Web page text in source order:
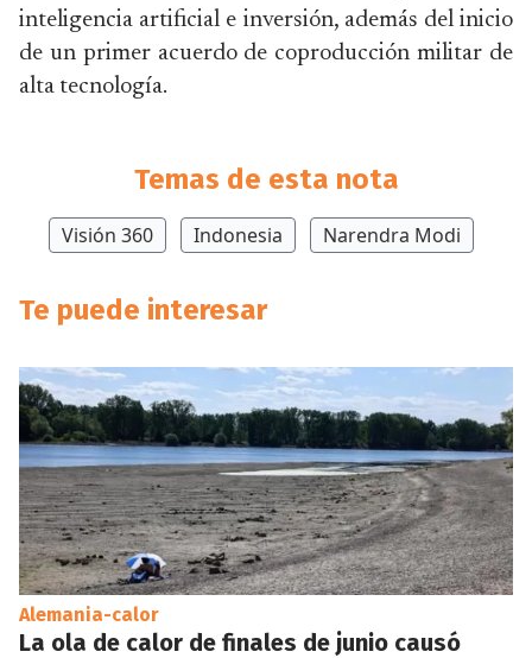
inteligencia artificial e inversión, además del inicio
de un primer acuerdo de coproducción militar de
alta tecnología.
Temas de esta nota
Visión 360 Indonesia Narendra Modi
Te puede interesar
Alemania-calor
La ola de calor de finales de junio causó